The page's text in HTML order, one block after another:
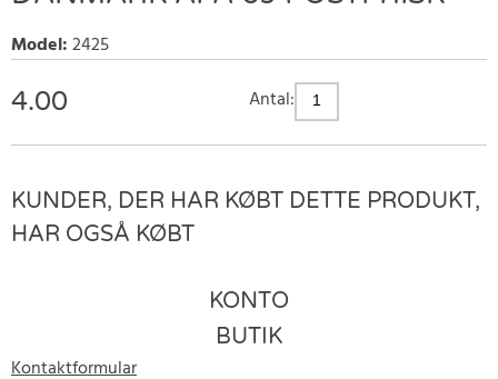
Model:2425
4.00 Antal:
KUNDER, DER HAR KØBT DETTE PRODUKT,
HAR OGSÅ KØBT
KONTO
BUTIK
Kontaktformular